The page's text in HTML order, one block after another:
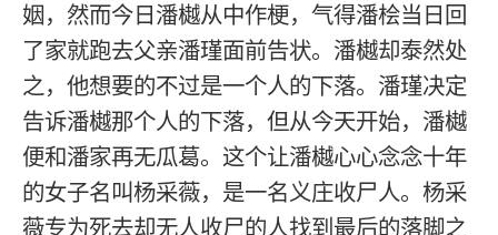
姻，然而今日潘樾从中作梗，气得潘桧当日回
了家就跑去父亲潘瑾面前告状。潘樾却泰然处
之，他想要的不过是一个人的下落。潘瑾决定
告诉潘樾那个人的下落，但从今天开始，潘樾
便和潘家再无瓜葛。这个让潘樾心心念念十年
的女子名叫杨采薇，是一名义庄收尸人。杨采
薇专为死去却无人收尸的人找到最后的落脚之